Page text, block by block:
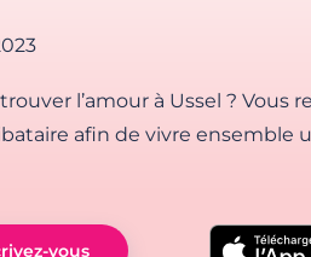
l’amour à Ussel ? Vous
afin de vivre ensemble
vous